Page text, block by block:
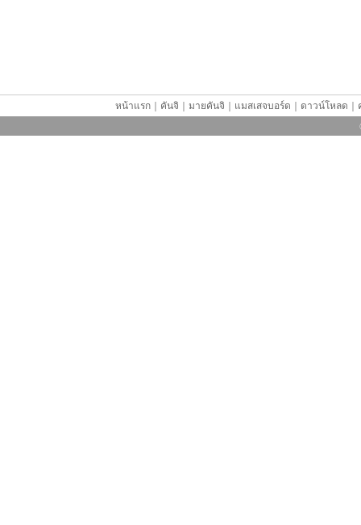
หน้าแรก ｜ คันจิ ｜ มายคันจิ ｜ แมสเสจบอร์ด ｜ ดาวน์โหลด ｜